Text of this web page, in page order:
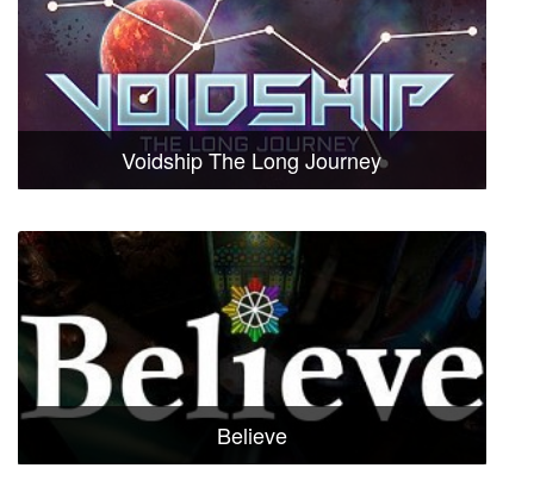
Voidship The Long Journey
Believe